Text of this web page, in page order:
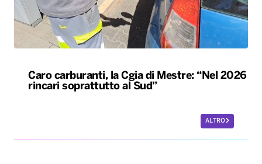
Caro carburanti, la Cgia di Mestre: “Nel 2026
rincari soprattutto al Sud”
ALTRO